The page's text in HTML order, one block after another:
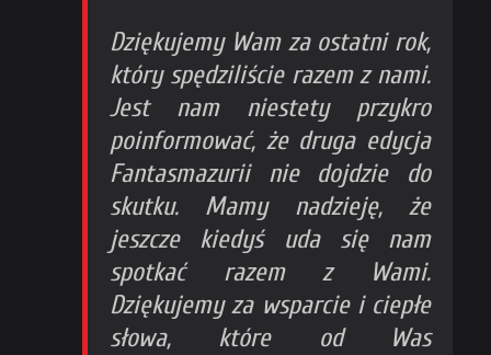
Dziękujemy Wam za ostatni rok,
który spędziliście razem z nami.
Jest nam niestety przykro
poinformować, że druga edycja
Fantasmazurii nie dojdzie do
skutku. Mamy nadzieję, że
jeszcze kiedyś uda się nam
spotkać razem z Wami.
Dziękujemy za wsparcie i ciepłe
słowa, które od Was